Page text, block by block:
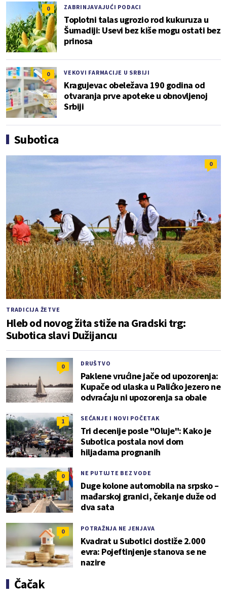
0 ZABRINJAVAJUĆI PODACI
Toplotni talas ugrozio rod kukuruza u
Šumadiji: Usevi bez kiše mogu ostati bez
prinosa
0 VEKOVI FARMACIJE U SRBIJI
Kragujevac obeležava 190 godina od
otvaranja prve apoteke u obnovljenoj
Srbiji
Subotica
0
TRADICIJA ŽETVE
Hleb od novog žita stiže na Gradski trg:
Subotica slavi Dužijancu
0 DRUŠTVO
Paklene vrućine jače od upozorenja:
Kupače od ulaska u Palićko jezero ne
odvraćaju ni upozorenja sa obale
1 SEĆANJE I NOVI POČETAK
Tri decenije posle "Oluje": Kako je
Subotica postala novi dom
hiljadama prognanih
0 NE PUTUJTE BEZ VODE
Duge kolone automobila na srpsko –
mađarskoj granici, čekanje duže od
dva sata
0 POTRAŽNJA NE JENJAVA
Kvadrat u Subotici dostiže 2.000
evra: Pojeftinjenje stanova se ne
nazire
Čačak